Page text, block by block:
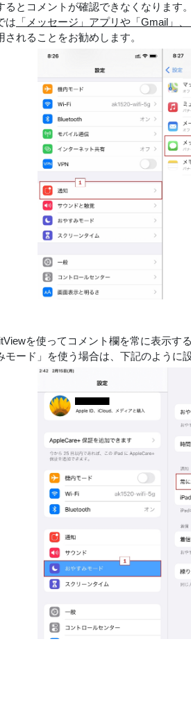
るとコメントが確認できなくなります。
は 「メッセージ」アプリや「Gmail」
されることをお勧めします。
を使ってコメント欄を常に表示す
モード」を使う場合は、下記のように